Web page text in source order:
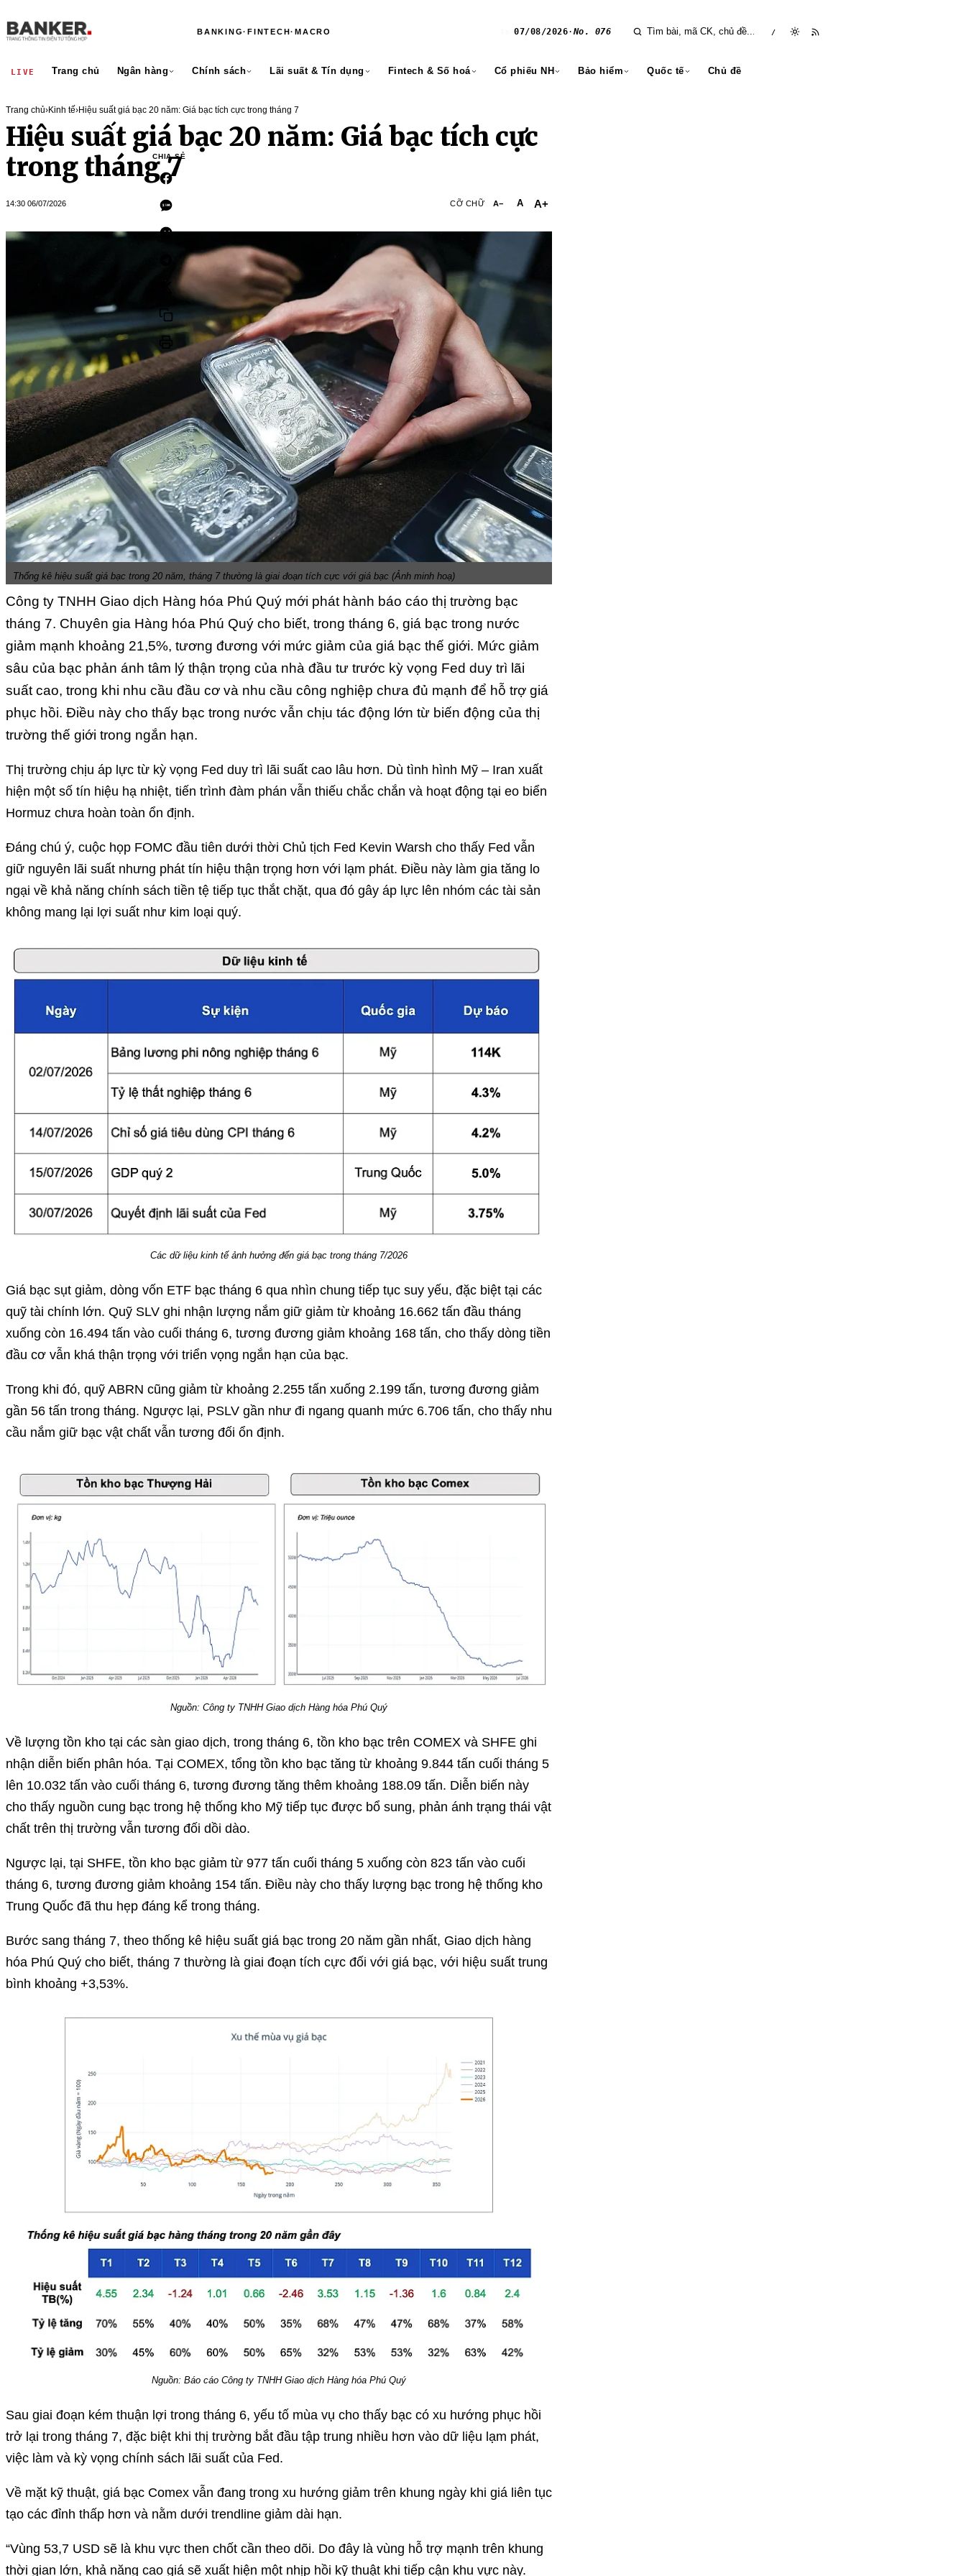
BANKING·FINTECH·MACRO 07/08/2026· No. 076 /
LIVE Trang chủ Ngân hàng Chính sách Lãi suất & Tín dụng Fintech & Số hoá Cổ phiếu NH Bảo hiểm Quốc tế Chủ đề
Trang chủ›Kinh tế›Hiệu suất giá bạc 20 năm: Giá bạc tích cực trong tháng 7
Hiệu suất giá bạc 20 năm: Giá bạc tích cực
trong tháng 7
14:30 06/07/2026 CỠ CHỮ A− A A+
Thống kê hiệu suất giá bạc trong 20 năm, tháng 7 thường là giai đoạn tích cực với giá bạc (Ảnh minh hoạ)
Công ty TNHH Giao dịch Hàng hóa Phú Quý mới phát hành báo cáo thị trường bạc
tháng 7. Chuyên gia Hàng hóa Phú Quý cho biết, trong tháng 6, giá bạc trong nước
giảm mạnh khoảng 21,5%, tương đương với mức giảm của giá bạc thế giới. Mức giảm
sâu của bạc phản ánh tâm lý thận trọng của nhà đầu tư trước kỳ vọng Fed duy trì lãi
suất cao, trong khi nhu cầu đầu cơ và nhu cầu công nghiệp chưa đủ mạnh để hỗ trợ giá
phục hồi. Điều này cho thấy bạc trong nước vẫn chịu tác động lớn từ biến động của thị
trường thế giới trong ngắn hạn.
Thị trường chịu áp lực từ kỳ vọng Fed duy trì lãi suất cao lâu hơn. Dù tình hình Mỹ – Iran xuất
hiện một số tín hiệu hạ nhiệt, tiến trình đàm phán vẫn thiếu chắc chắn và hoạt động tại eo biển
Hormuz chưa hoàn toàn ổn định.
Đáng chú ý, cuộc họp FOMC đầu tiên dưới thời Chủ tịch Fed Kevin Warsh cho thấy Fed vẫn
giữ nguyên lãi suất nhưng phát tín hiệu thận trọng hơn với lạm phát. Điều này làm gia tăng lo
ngại về khả năng chính sách tiền tệ tiếp tục thắt chặt, qua đó gây áp lực lên nhóm các tài sản
không mang lại lợi suất như kim loại quý.
Các dữ liệu kinh tế ảnh hưởng đến giá bạc trong tháng 7/2026
Giá bạc sụt giảm, dòng vốn ETF bạc tháng 6 qua nhìn chung tiếp tục suy yếu, đặc biệt tại các
quỹ tài chính lớn. Quỹ SLV ghi nhận lượng nắm giữ giảm từ khoảng 16.662 tấn đầu tháng
xuống còn 16.494 tấn vào cuối tháng 6, tương đương giảm khoảng 168 tấn, cho thấy dòng tiền
đầu cơ vẫn khá thận trọng với triển vọng ngắn hạn của bạc.
Trong khi đó, quỹ ABRN cũng giảm từ khoảng 2.255 tấn xuống 2.199 tấn, tương đương giảm
gần 56 tấn trong tháng. Ngược lại, PSLV gần như đi ngang quanh mức 6.706 tấn, cho thấy nhu
cầu nắm giữ bạc vật chất vẫn tương đối ổn định.
Nguồn: Công ty TNHH Giao dịch Hàng hóa Phú Quý
Về lượng tồn kho tại các sàn giao dịch, trong tháng 6, tồn kho bạc trên COMEX và SHFE ghi
nhận diễn biến phân hóa. Tại COMEX, tổng tồn kho bạc tăng từ khoảng 9.844 tấn cuối tháng 5
lên 10.032 tấn vào cuối tháng 6, tương đương tăng thêm khoảng 188.09 tấn. Diễn biến này
cho thấy nguồn cung bạc trong hệ thống kho Mỹ tiếp tục được bổ sung, phản ánh trạng thái vật
chất trên thị trường vẫn tương đối dồi dào.
Ngược lại, tại SHFE, tồn kho bạc giảm từ 977 tấn cuối tháng 5 xuống còn 823 tấn vào cuối
tháng 6, tương đương giảm khoảng 154 tấn. Điều này cho thấy lượng bạc trong hệ thống kho
Trung Quốc đã thu hẹp đáng kể trong tháng.
Bước sang tháng 7, theo thống kê hiệu suất giá bạc trong 20 năm gần nhất, Giao dịch hàng
hóa Phú Quý cho biết, tháng 7 thường là giai đoạn tích cực đối với giá bạc, với hiệu suất trung
bình khoảng +3,53%.
Nguồn: Báo cáo Công ty TNHH Giao dịch Hàng hóa Phú Quý
Sau giai đoạn kém thuận lợi trong tháng 6, yếu tố mùa vụ cho thấy bạc có xu hướng phục hồi
trở lại trong tháng 7, đặc biệt khi thị trường bắt đầu tập trung nhiều hơn vào dữ liệu lạm phát,
việc làm và kỳ vọng chính sách lãi suất của Fed.
Về mặt kỹ thuật, giá bạc Comex vẫn đang trong xu hướng giảm trên khung ngày khi giá liên tục
tạo các đỉnh thấp hơn và nằm dưới trendline giảm dài hạn.
“Vùng 53,7 USD sẽ là khu vực then chốt cần theo dõi. Do đây là vùng hỗ trợ mạnh trên khung
thời gian lớn, khả năng cao giá sẽ xuất hiện một nhịp hồi kỹ thuật khi tiếp cận khu vực này.
CHIA SẺ